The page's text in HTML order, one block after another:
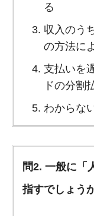
る
収入のう
の方法に
支払いを
ドの分割
わからな
問2. 一般に「
指すでしょうか